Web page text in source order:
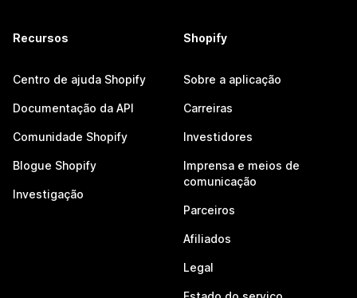
Recursos
Centro de ajuda Shopify
Documentação da API
Comunidade Shopify
Blogue Shopify
Investigação
Shopify
Sobre a aplicação
Carreiras
Investidores
Imprensa e meios de
comunicação
Parceiros
Afiliados
Legal